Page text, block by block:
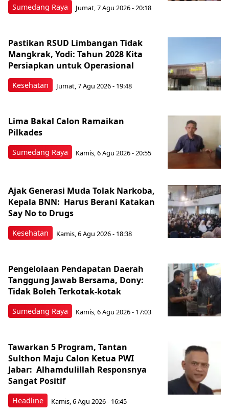
Sumedang Raya Jumat, 7 Agu 2026 - 20:18
Kesehatan
Pastikan RSUD Limbangan Tidak
Mangkrak, Yodi: Tahun 2028 Kita
Persiapkan untuk Operasional
Jumat, 7 Agu 2026 - 19:48
Sumedang Raya
Lima Bakal Calon Ramaikan
Pilkades
Kamis, 6 Agu 2026 - 20:55
Kesehatan
Ajak Generasi Muda Tolak Narkoba,
Kepala BNN: Harus Berani Katakan
Say No to Drugs
Kamis, 6 Agu 2026 - 18:38
Sumedang Raya
Pengelolaan Pendapatan Daerah
Tanggung Jawab Bersama, Dony:
Tidak Boleh Terkotak-kotak
Kamis, 6 Agu 2026 - 17:03
Headline
Tawarkan 5 Program, Tantan
Sulthon Maju Calon Ketua PWI
Jabar: Alhamdulillah Responsnya
Sangat Positif
Kamis, 6 Agu 2026 - 16:45